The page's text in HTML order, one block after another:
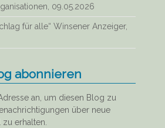
09.05.2026
für alle“ Winsener Anzeiger,
abonnieren
an, um diesen Blog zu
über neue
zu erhalten.